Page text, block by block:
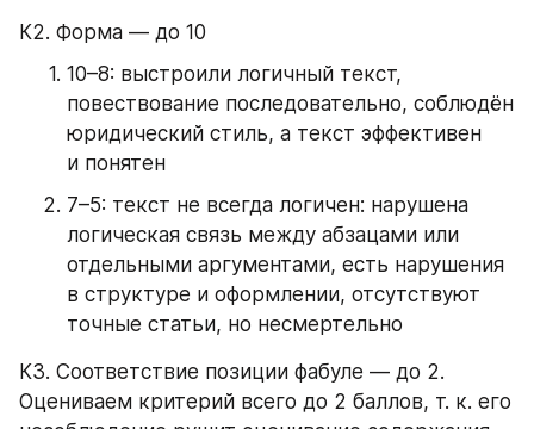
К2. Форма — до 10
10–8: выстроили логичный текст,
повествование последовательно, соблюдён
юридический стиль, а текст эффективен
и понятен
7–5: текст не всегда логичен: нарушена
логическая связь между абзацами или
отдельными аргументами, есть нарушения
в структуре и оформлении, отсутствуют
точные статьи, но несмертельно
К3. Соответствие позиции фабуле — до 2.
Оцениваем критерий всего до 2 баллов, т. к. его